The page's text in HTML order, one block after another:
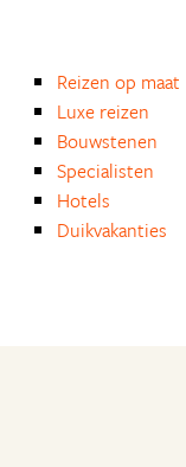
Reizen op maat
Luxe reizen
Bouwstenen
Specialisten
Hotels
Duikvakanties